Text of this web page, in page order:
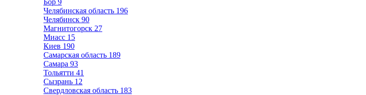
Бор 9
Челябинская область 196
Челябинск 90
Магнитогорск 27
Миасс 15
Киев 190
Самарская область 189
Самара 93
Тольятти 41
Сызрань 12
Свердловская область 183